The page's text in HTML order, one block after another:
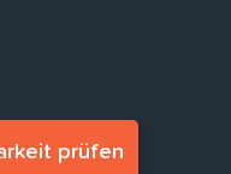
prüfen